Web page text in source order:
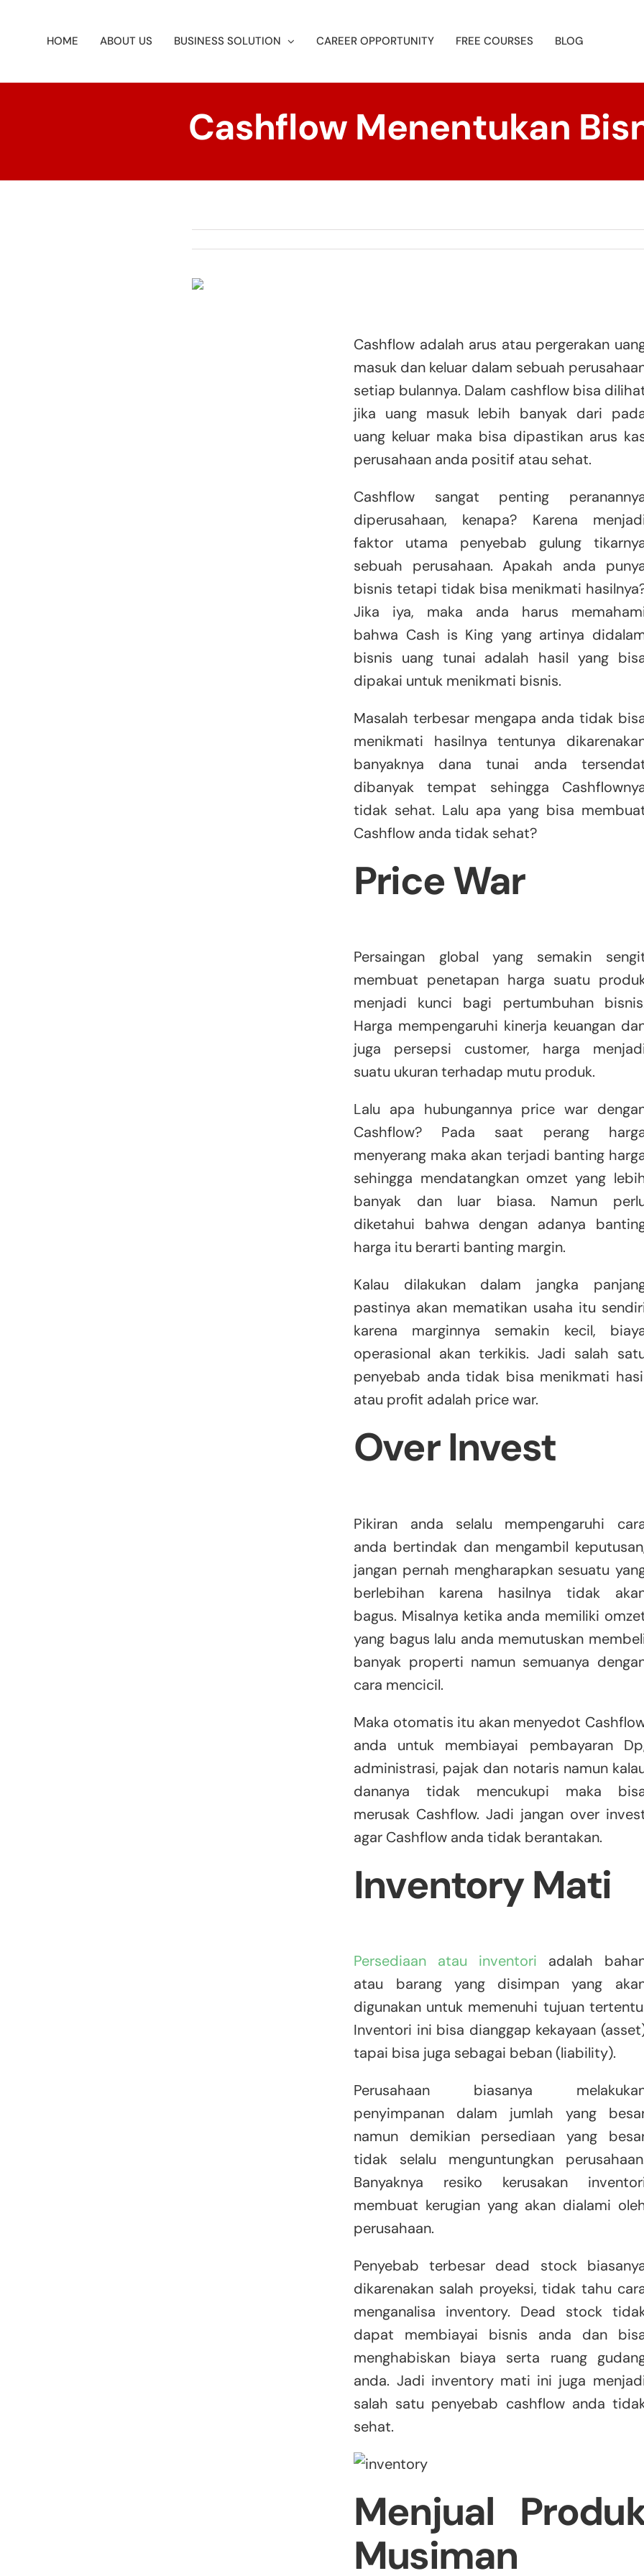
HOME ABOUT US BUSINESS SOLUTION CAREER OPPORTUNITY FREE COURSES BLOG
Cashflow Menentukan
Cashflow adalah arus atau pergerakan
masuk dan keluar dalam sebuah
setiap bulannya. Dalam cashflow bisa
jika uang masuk lebih banyak dari
uang keluar maka bisa dipastikan arus
perusahaan anda positif atau sehat.
Cashflow sangat penting
diperusahaan, kenapa? Karena
faktor utama penyebab gulung
sebuah perusahaan. Apakah anda
bisnis tetapi tidak bisa menikmati
Jika iya, maka anda harus
bahwa Cash is King yang artinya
bisnis uang tunai adalah hasil yang
dipakai untuk menikmati bisnis.
Masalah terbesar mengapa anda tidak
menikmati hasilnya tentunya
banyaknya dana tunai anda
dibanyak tempat sehingga
tidak sehat. Lalu apa yang bisa
Cashflow anda tidak sehat?
Price War
Persaingan global yang semakin
membuat penetapan harga suatu
menjadi kunci bagi pertumbuhan
Harga mempengaruhi kinerja keuangan
juga persepsi customer, harga
suatu ukuran terhadap mutu produk.
Lalu apa hubungannya price war
Cashflow? Pada saat perang
menyerang maka akan terjadi banting
sehingga mendatangkan omzet yang
banyak dan luar biasa. Namun
diketahui bahwa dengan adanya
harga itu berarti banting margin.
Kalau dilakukan dalam jangka
pastinya akan mematikan usaha itu
karena marginnya semakin kecil,
operasional akan terkikis. Jadi salah
penyebab anda tidak bisa menikmati
atau profit adalah price war.
Over Invest
Pikiran anda selalu mempengaruhi
anda bertindak dan mengambil
jangan pernah mengharapkan sesuatu
berlebihan karena hasilnya tidak
bagus. Misalnya ketika anda memiliki
yang bagus lalu anda memutuskan
banyak properti namun semuanya
cara mencicil.
Maka otomatis itu akan menyedot
anda untuk membiayai pembayaran
administrasi, pajak dan notaris namun
dananya tidak mencukupi maka
merusak Cashflow. Jadi jangan over
agar Cashflow anda tidak berantakan.
Inventory Mati
Persediaan atau inventori adalah
atau barang yang disimpan yang
digunakan untuk memenuhi tujuan
Inventori ini bisa dianggap kekayaan
tapai bisa juga sebagai beban (liability).
Perusahaan biasanya
penyimpanan dalam jumlah yang
namun demikian persediaan yang
tidak selalu menguntungkan
Banyaknya resiko kerusakan
membuat kerugian yang akan dialami
perusahaan.
Penyebab terbesar dead stock
dikarenakan salah proyeksi, tidak tahu
menganalisa inventory. Dead stock
dapat membiayai bisnis anda dan
menghabiskan biaya serta ruang
anda. Jadi inventory mati ini juga
salah satu penyebab cashflow anda
sehat.
Menjual
Musiman